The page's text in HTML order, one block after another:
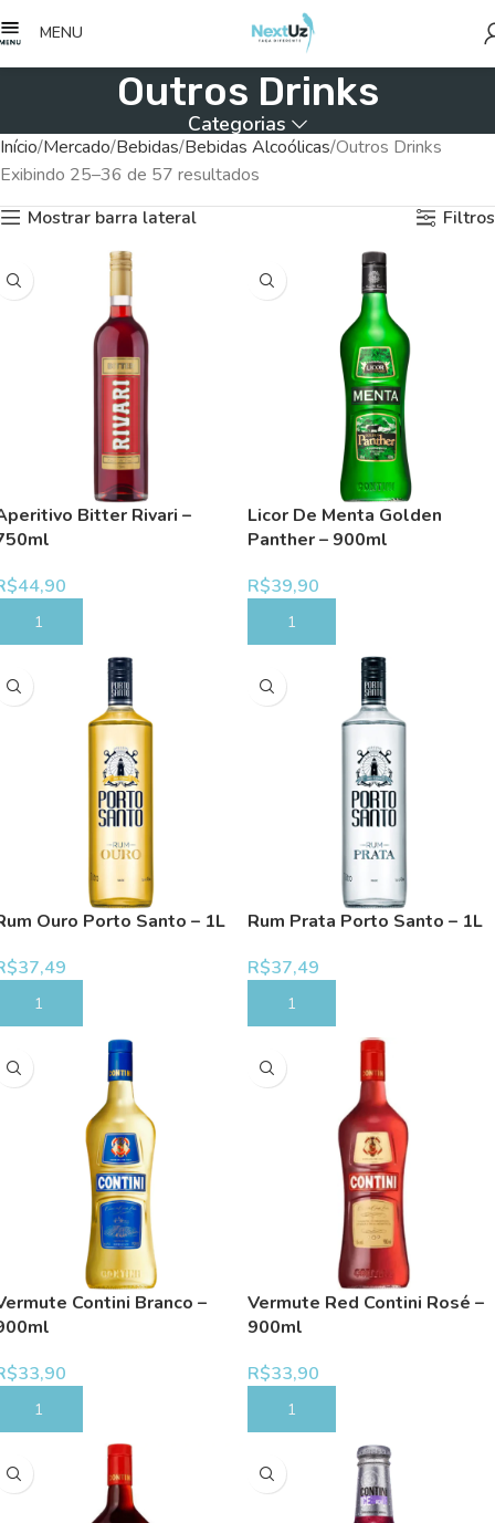
MENU
Outros Drinks
Categorias
Início Mercado Bebidas Bebidas Alcoólicas Outros Drinks
Exibindo 25–36 de 57 resultados
Mostrar barra lateral
Filtros
Bitter Rivari –
44,90
COMPRAR
Licor De Menta Golden
Panther – 900ml
R$39,90
COMPRAR
Ouro Porto Santo – 1L
37,49
COMPRAR
Rum Prata Porto Santo – 1L
R$37,49
COMPRAR
Contini Branco –
33,90
COMPRAR
Vermute Red Contini Rosé –
900ml
R$33,90
COMPRAR